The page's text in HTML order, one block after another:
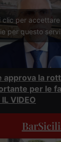
clic per accettare
per questo
approva la
per le
VIDEO